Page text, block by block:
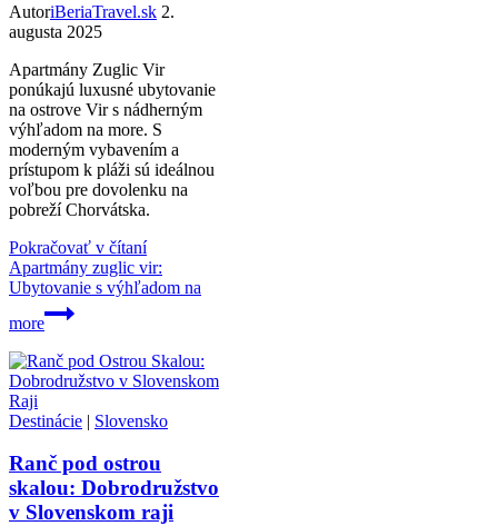
AutoriBeriaTravel.sk 2.
augusta 2025
Apartmány Zuglic Vir
ponúkajú luxusné ubytovanie
na ostrove Vir s nádherným
výhľadom na more. S
moderným vybavením a
prístupom k pláži sú ideálnou
voľbou pre dovolenku na
pobreží Chorvátska.
Pokračovať v čítaní
Apartmány zuglic vir:
Ubytovanie s výhľadom na
more
Destinácie | Slovensko
Ranč pod ostrou
skalou: Dobrodružstvo
v Slovenskom raji